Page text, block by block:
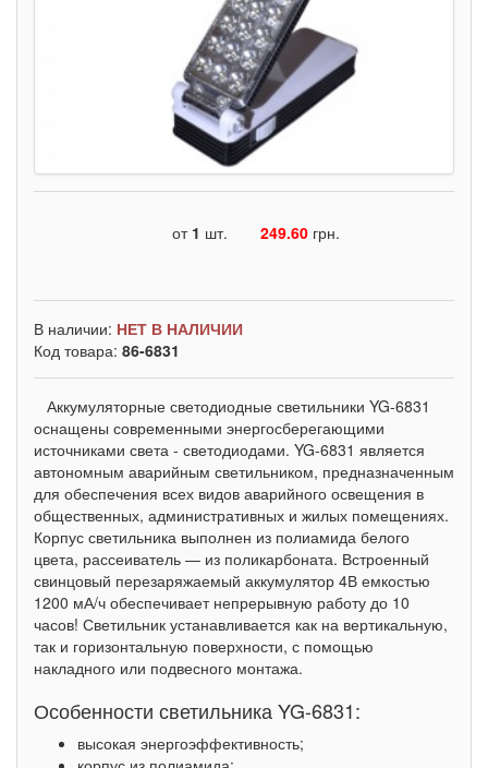
от 1 шт. 249.60 грн.
В наличии: НЕТ В НАЛИЧИИ
Код товара: 86-6831
Аккумуляторные светодиодные светильники YG-6831
оснащены современными энергосберегающими
источниками света - светодиодами. YG-6831 является
автономным аварийным светильником, предназначенным
для обеспечения всех видов аварийного освещения в
общественных, административных и жилых помещениях.
Корпус светильника выполнен из полиамида белого
цвета, рассеиватель — из поликарбоната. Встроенный
свинцовый перезаряжаемый аккумулятор 4В емкостью
1200 мА/ч обеспечивает непрерывную работу до 10
часов! Светильник устанавливается как на вертикальную,
так и горизонтальную поверхности, с помощью
накладного или подвесного монтажа.
Особенности светильника YG-6831:
высокая энергоэффективность;